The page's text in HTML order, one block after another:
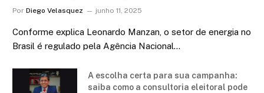
Por Diego Velasquez junho 11, 2025
Conforme explica Leonardo Manzan, o setor de energia no
Brasil é regulado pela Agência Nacional…
A escolha certa para sua campanha:
saiba como a consultoria eleitoral pode